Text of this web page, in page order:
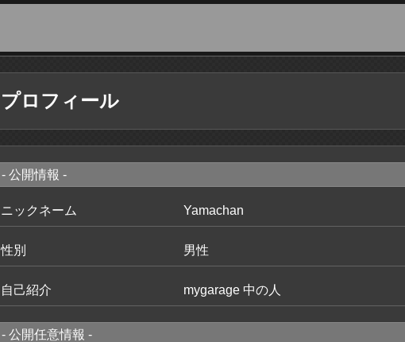
プロフィール
- 公開情報 -
ニックネーム Yamachan
性別 男性
自己紹介 mygarage 中の人
- 公開任意情報 -